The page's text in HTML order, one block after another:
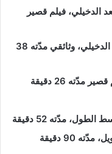
الدخيلي، فيلم قصير
2003 :دوز بوابة الصحراء مع لسعد الدخيلي، وثائقي مدّته 38